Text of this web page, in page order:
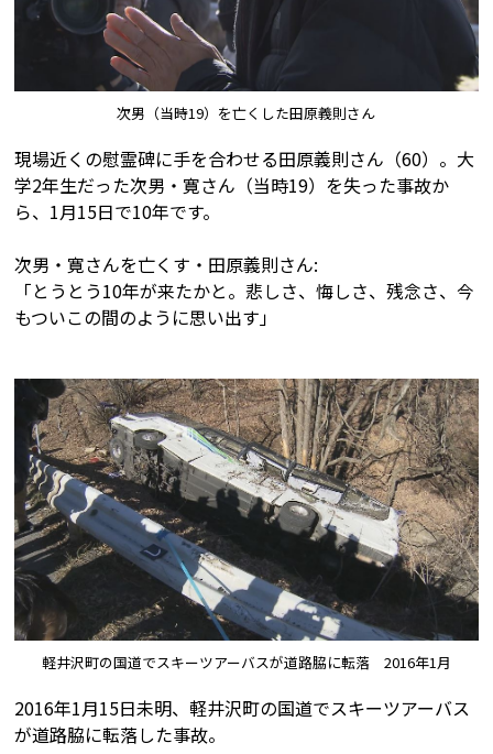
次男（当時19）を亡くした田原義則さん
現場近くの慰霊碑に手を合わせる田原義則さん（60）。大
学2年生だった次男・寛さん（当時19）を失った事故か
ら、1月15日で10年です。
次男・寛さんを亡くす・田原義則さん:
「とうとう10年が来たかと。悲しさ、悔しさ、残念さ、今
もついこの間のように思い出す」
軽井沢町の国道でスキーツアーバスが道路脇に転落 2016年1月
2016年1月15日未明、軽井沢町の国道でスキーツアーバス
が道路脇に転落した事故。